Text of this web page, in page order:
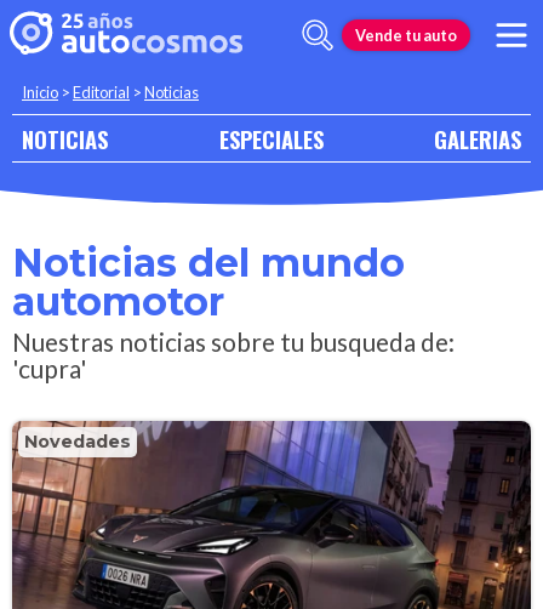
Vende tu auto
Inicio >Editorial >Noticias
NOTICIAS ESPECIALES GALERIAS
Noticias del mundo
automotor
Nuestras noticias sobre tu busqueda de:
'cupra'
Novedades